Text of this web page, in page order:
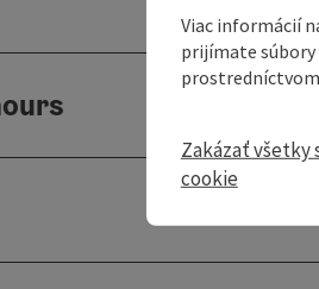
Viac informácií
prijímate súbory
Zakázať všetky
cookie